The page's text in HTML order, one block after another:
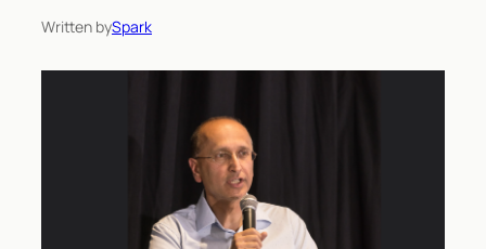
Written bySpark